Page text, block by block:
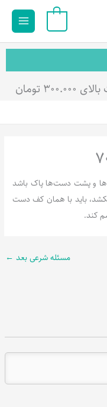
Main
تومان
دست‌ها و پشت دست‌ها پاک باشد
باید با همان کف دست
کند.
مسئله شرعی بعد ←